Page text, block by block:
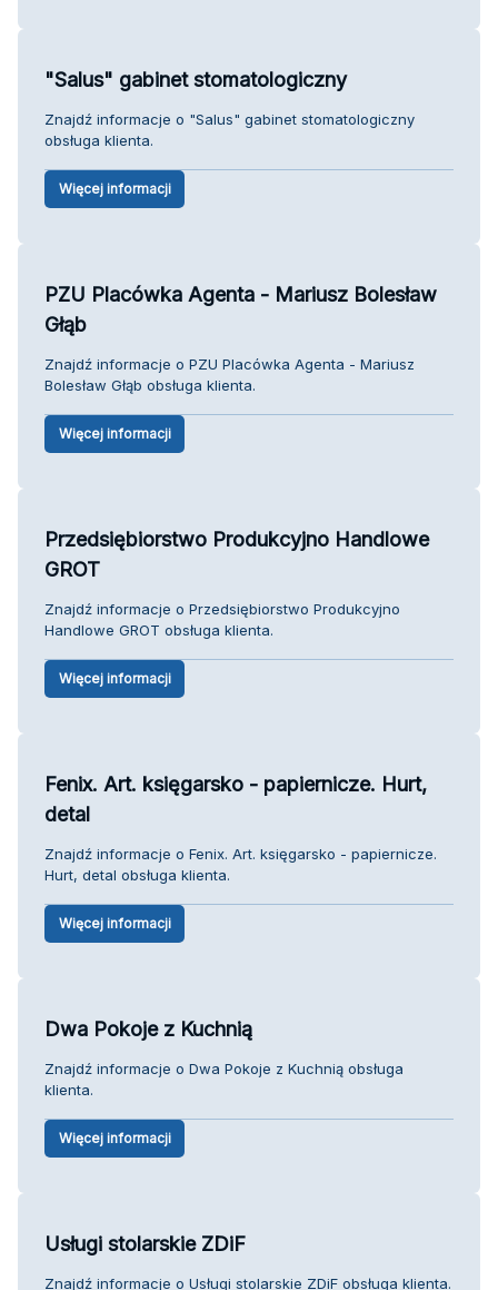
"Salus" gabinet stomatologiczny
Znajdź informacje o "Salus" gabinet stomatologiczny
obsługa klienta.
Więcej informacji
PZU Placówka Agenta - Mariusz Bolesław
Głąb
Znajdź informacje o PZU Placówka Agenta - Mariusz
Bolesław Głąb obsługa klienta.
Więcej informacji
Przedsiębiorstwo Produkcyjno Handlowe
GROT
Znajdź informacje o Przedsiębiorstwo Produkcyjno
Handlowe GROT obsługa klienta.
Więcej informacji
Fenix. Art. księgarsko - papiernicze. Hurt,
detal
Znajdź informacje o Fenix. Art. księgarsko - papiernicze.
Hurt, detal obsługa klienta.
Więcej informacji
Dwa Pokoje z Kuchnią
Znajdź informacje o Dwa Pokoje z Kuchnią obsługa
klienta.
Więcej informacji
Usługi stolarskie ZDiF
Znajdź informacje o Usługi stolarskie ZDiF obsługa klienta.